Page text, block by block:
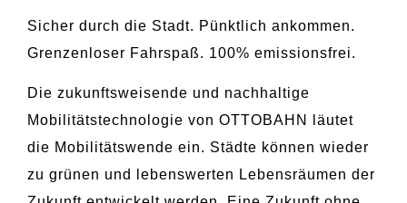
Sicher durch die Stadt. Pünktlich ankommen.
Grenzenloser Fahrspaß. 100% emissionsfrei.
Die zukunftsweisende und nachhaltige
Mobilitätstechnologie von OTTOBAHN läutet
die Mobilitätswende ein. Städte können wieder
zu grünen und lebenswerten Lebensräumen der